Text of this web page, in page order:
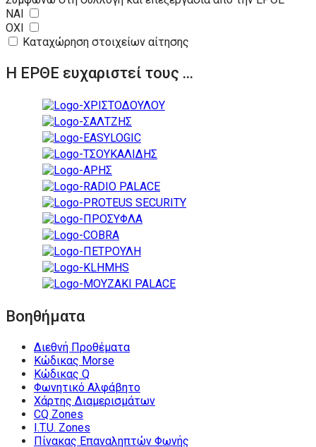
NAI
OXI
Καταχώρηση στοιχείων αίτησης
Η ΕΡΘΕ ευχαριστεί τους ...
Βοηθήματα
Διεθνή Προθέματα
Κώδικας Morse
Κώδικας Q
Φωνητικό Αλφάβητο
Χάρτης Διαμερισμάτων
CQ Zones
I.T.U. Zones
Πίνακας Επαναληπτών Φωνής